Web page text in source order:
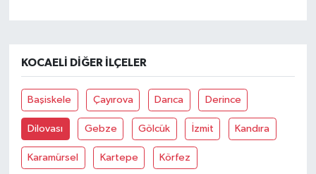
KOCAELI DIĞER İLÇELER
Başiskele Çayırova Darıca Derince
Dilovası Gebze Gölcük İzmit Kandıra
Karamürsel Kartepe Körfez